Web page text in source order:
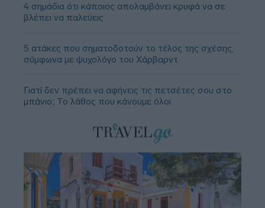
4 σημάδια ότι κάποιος απολαμβάνει κρυφά να σε
βλέπει να παλεύεις
5 ατάκες που σηματοδοτούν το τέλος της σχέσης,
σύμφωνα με ψυχολόγο του Χάρβαρντ
Γιατί δεν πρέπει να αφήνεις τις πετσέτες σου στο
μπάνιο; Το λάθος που κάνουμε όλοι